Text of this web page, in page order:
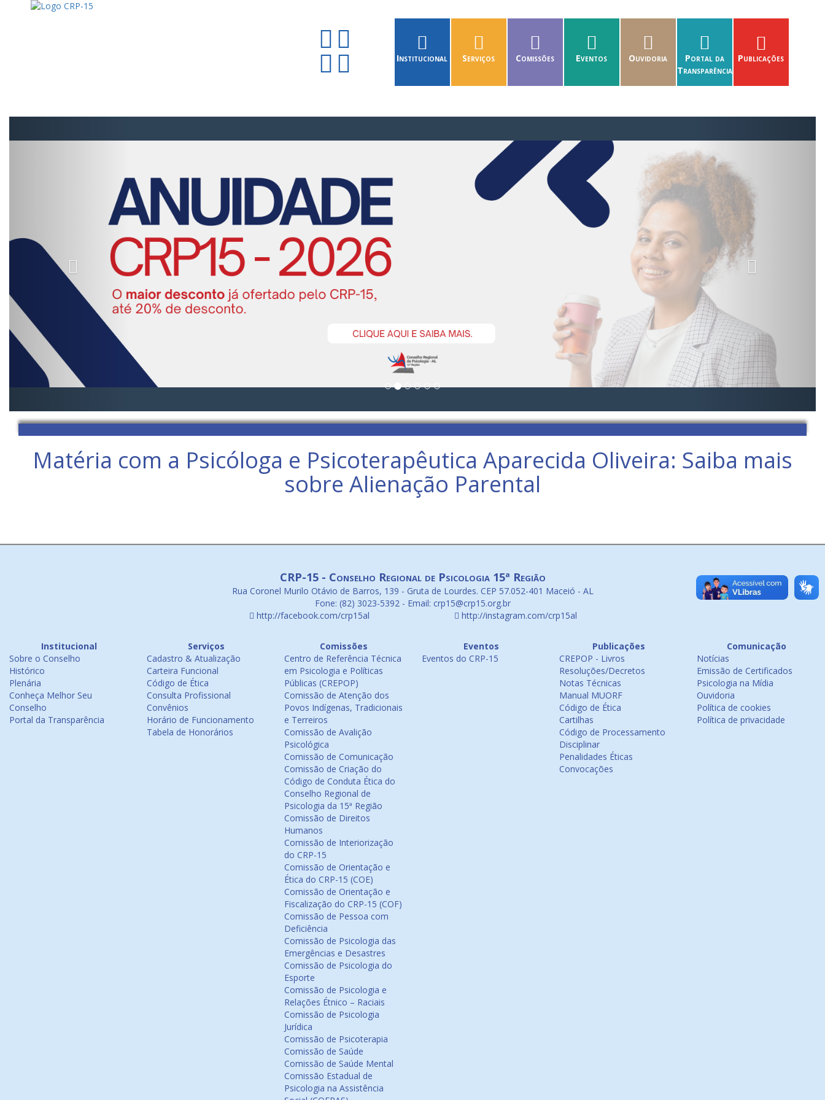
Institucional Serviços Comissões Eventos Ouvidoria
Portal da
Transparência
Publicações
Matéria com a Psicóloga e Psicoterapêutica Aparecida Oliveira: Saiba mais
sobre Alienação Parental
CRP-15 - Conselho Regional de Psicologia 15ª Região
Rua Coronel Murilo Otávio de Barros, 139 - Gruta de Lourdes. CEP 57.052-401 Maceió - AL
Fone: (82) 3023-5392 - Email: crp15@crp15.org.br
http://facebook.com/crp15al
http://instagram.com/crp15al
Institucional
Sobre o Conselho
Histórico
Plenária
Conheça Melhor Seu
Conselho
Portal da Transparência
Serviços
Cadastro & Atualização
Carteira Funcional
Código de Ética
Consulta Profissional
Convênios
Horário de Funcionamento
Tabela de Honorários
Comissões
Centro de Referência Técnica
em Psicologia e Políticas
Públicas (CREPOP)
Comissão de Atenção dos
Povos Indígenas, Tradicionais
e Terreiros
Comissão de Avalição
Psicológica
Comissão de Comunicação
Comissão de Criação do
Código de Conduta Ética do
Conselho Regional de
Psicologia da 15ª Região
Comissão de Direitos
Humanos
Comissão de Interiorização
do CRP-15
Comissão de Orientação e
Ética do CRP-15 (COE)
Comissão de Orientação e
Fiscalização do CRP-15 (COF)
Comissão de Pessoa com
Deficiência
Comissão de Psicologia das
Emergências e Desastres
Comissão de Psicologia do
Esporte
Comissão de Psicologia e
Relações Étnico – Raciais
Comissão de Psicologia
Jurídica
Comissão de Psicoterapia
Comissão de Saúde
Comissão de Saúde Mental
Comissão Estadual de
Psicologia na Assistência
Eventos
Eventos do CRP-15
Publicações
CREPOP - Livros
Resoluções/Decretos
Notas Técnicas
Manual MUORF
Código de Ética
Cartilhas
Código de Processamento
Disciplinar
Penalidades Éticas
Convocações
Comunicação
Notícias
Emissão de Certificados
Psicologia na Mídia
Ouvidoria
Política de cookies
Política de privacidade